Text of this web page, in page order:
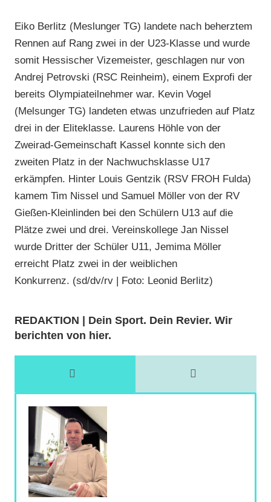
Eiko Berlitz (Meslunger TG) landete nach beherztem
Rennen auf Rang zwei in der U23-Klasse und wurde
somit Hessischer Vizemeister, geschlagen nur von
Andrej Petrovski (RSC Reinheim), einem Exprofi der
bereits Olympiateilnehmer war. Kevin Vogel
(Melsunger TG) landeten etwas unzufrieden auf Platz
drei in der Eliteklasse. Laurens Höhle von der
Zweirad-Gemeinschaft Kassel konnte sich den
zweiten Platz in der Nachwuchsklasse U17
erkämpfen. Hinter Louis Gentzik (RSV FROH Fulda)
kamem Tim Nissel und Samuel Möller von der RV
Gießen-Kleinlinden bei den Schülern U13 auf die
Plätze zwei und drei. Vereinskollege Jan Nissel
wurde Dritter der Schüler U11, Jemima Möller
erreicht Platz zwei in der weiblichen
Konkurrenz. (sd/dv/rv | Foto: Leonid Berlitz)
REDAKTION | Dein Sport. Dein Revier. Wir
berichten von hier.